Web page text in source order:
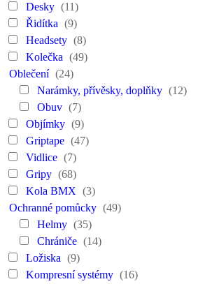
Desky (11)
Řidítka (9)
Headsety (8)
Kolečka (49)
Oblečení (24)
Narámky, přívěsky, doplňky (12)
Obuv (7)
Objímky (9)
Griptape (47)
Vidlice (7)
Gripy (68)
Kola BMX (3)
Ochranné pomůcky (49)
Helmy (35)
Chrániče (14)
Ložiska (9)
Kompresní systémy (16)